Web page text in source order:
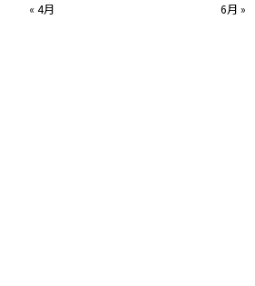
« 4月 6月 »